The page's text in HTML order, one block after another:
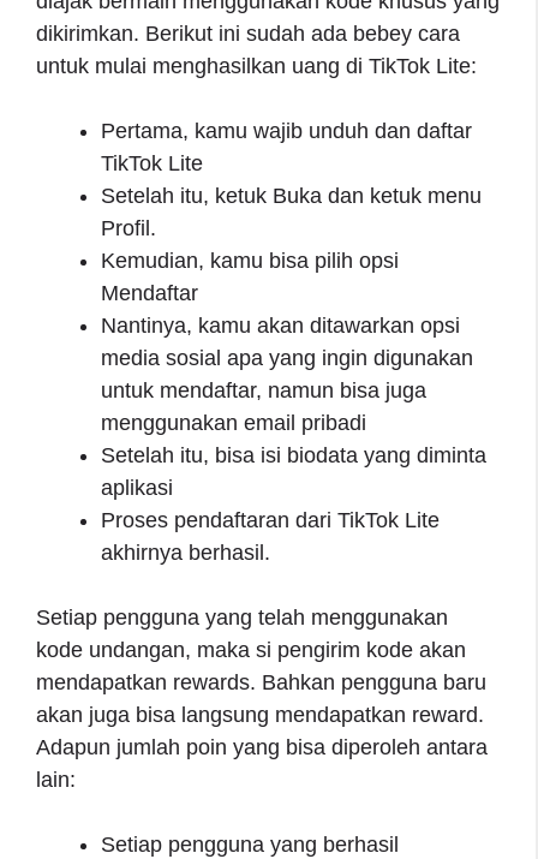
dikirimkan. Berikut ini sudah ada bebey cara
untuk mulai menghasilkan uang di TikTok Lite:
Pertama, kamu wajib unduh dan daftar
TikTok Lite
Setelah itu, ketuk Buka dan ketuk menu
Profil.
Kemudian, kamu bisa pilih opsi
Mendaftar
Nantinya, kamu akan ditawarkan opsi
media sosial apa yang ingin digunakan
untuk mendaftar, namun bisa juga
menggunakan email pribadi
Setelah itu, bisa isi biodata yang diminta
aplikasi
Proses pendaftaran dari TikTok Lite
akhirnya berhasil.
Setiap pengguna yang telah menggunakan
kode undangan, maka si pengirim kode akan
mendapatkan rewards. Bahkan pengguna baru
akan juga bisa langsung mendapatkan reward.
Adapun jumlah poin yang bisa diperoleh antara
lain:
Setiap pengguna yang berhasil